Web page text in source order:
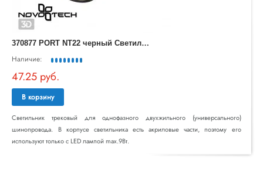
3
70877 PORT NT22 черный Светильник трековый однофазный двухжильный IP20 GU10 9W 220V ULAR
Наличие:
47.25 руб.
В корзину
Светильник трековый для однофазного двухжильного (универсального)
шинопровода. В корпусе светильника есть акриловые части, поэтому его
используют только с LED лампой max.9Вт.